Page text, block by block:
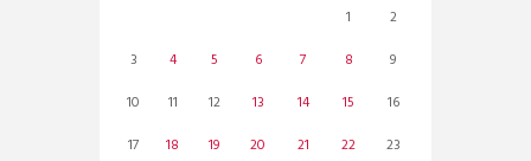
1
2
3
4 5 6 7 8
9
10
11 12 13 14 15
16
17
18 19 20 21 22 23